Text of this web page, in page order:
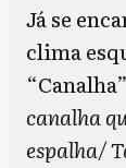
Já se
clima
canalha
espalha/